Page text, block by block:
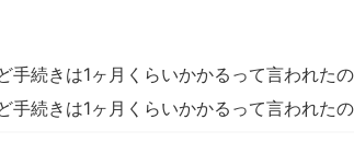
手続きは1ヶ月くらいかかるって言われた
手続きは1ヶ月くらいかかるって言われた